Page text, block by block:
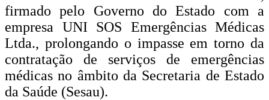
firmado pelo Governo do Estado com a
empresa UNI SOS Emergências Médicas
Ltda., prolongando o impasse em torno da
contratação de serviços de emergências
médicas no âmbito da Secretaria de Estado
da Saúde (Sesau).